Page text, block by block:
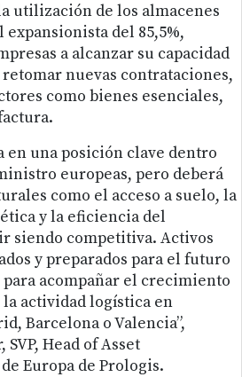
utilización de los almacenes
del 85,5%,
a alcanzar su capacidad
nuevas contrataciones,
como bienes esenciales,
en una posición clave dentro
europeas, pero deberá
como el acceso a suelo, la
y la eficiencia del
siendo competitiva. Activos
y preparados para el futuro
acompañar el crecimiento
actividad logística en
Barcelona o Valencia”,
Head of Asset
Europa de Prologis.